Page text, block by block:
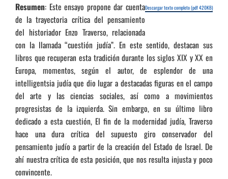
Descargar texto completo (pdf 420KB)
Resumen: Este ensayo propone dar cuenta
de la trayectoria crítica del pensamiento
del historiador Enzo Traverso, relacionada
con la llamada “cuestión judía”. En este sentido, destacan sus
libros que recuperan esta tradición durante los siglos XIX y XX en
Europa, momentos, según el autor, de esplendor de una
intelligentsia judía que dio lugar a destacadas figuras en el campo
del arte y las ciencias sociales, así como a movimientos
progresistas de la izquierda. Sin embargo, en su último libro
dedicado a esta cuestión, El fin de la modernidad judía, Traverso
hace una dura crítica del supuesto giro conservador del
pensamiento judío a partir de la creación del Estado de Israel. De
ahí nuestra crítica de esta posición, que nos resulta injusta y poco
convincente.